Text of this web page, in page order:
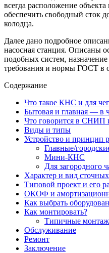
всегда расположение
обеспечить свободный сток
колодца.
Далее дано подробное
насосная станция. Описаны
подобных систем,
требования и нормы ГОСТ в
Содержание
Что такое КНС и для
Бытовая и главная — в
Что говорится в
Виды и типы
Устройство и принцип
Главные/
Мини-КНС
Для загородного
Характер и вид
Типовой проект и его
ОКОФ и
Как выбрать
Как монтировать?
Типичные
Обслуживание
Ремонт
Заключение